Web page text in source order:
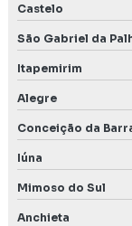
Orçamento
Outorga da água
Outorga de
Outorga de uso da
PCA
Castelo
São Gabriel da
Itapemirim
Alegre
Conceição da
Iúna
Mimoso do Sul
Anchieta